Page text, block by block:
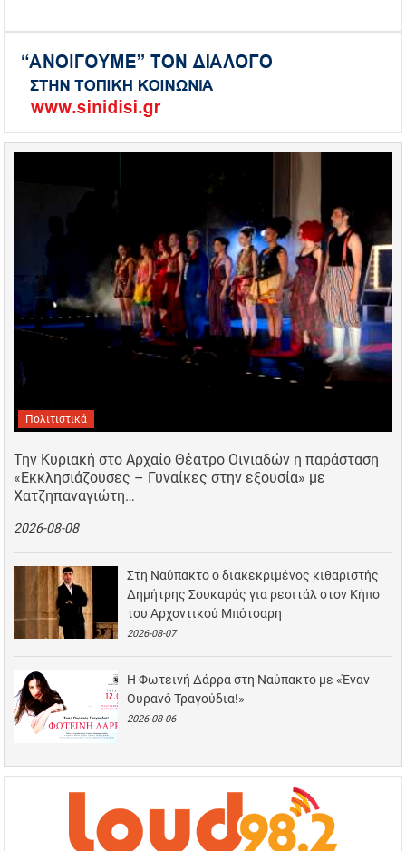
Πολιτιστικά
Την Κυριακή στο Αρχαίο Θέατρο Οινιαδών η παράσταση
«Εκκλησιάζουσες – Γυναίκες στην εξουσία» με
Χατζηπαναγιώτη…
2026-08-08
Στη Ναύπακτο ο διακεκριμένος κιθαριστής
Δημήτρης Σουκαράς για ρεσιτάλ στον Κήπο
του Αρχοντικού Μπότσαρη
2026-08-07
Η Φωτεινή Δάρρα στη Ναύπακτο με «Έναν
Ουρανό Τραγούδια!»
2026-08-06